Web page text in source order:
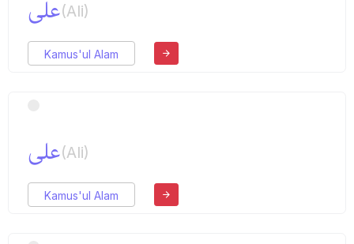
علی(Ali)
Kamus'ul Alam
علی(Ali)
Kamus'ul Alam